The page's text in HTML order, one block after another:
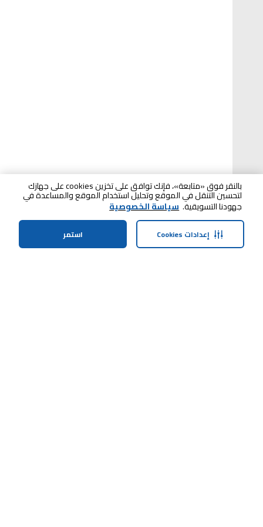
بالنقر فوق «متابعة»، فإنك توافق على تخزين cookies على جهازك
لتحسين التنقل في الموقع وتحليل استخدام الموقع والمساعدة في
جهودنا التسويقية. سياسة الخصوصية
استمر إعدادات Cookies
الرئيسية الفئات الملف الشخصي سلة التسوق